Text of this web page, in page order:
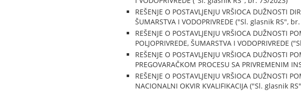
REŠENJE O POSTAVLJENJU VRŠIOCA DUŽNOSTI
ŠUMARSTVA I VODOPRIVREDE ("Sl. glasnik RS",
REŠENJE O POSTAVLJENJU VRŠIOCA DUŽNOSTI
POLJOPRIVREDE, ŠUMARSTVA I VODOPRIVREDE
REŠENJE O POSTAVLJENJU VRŠIOCA DUŽNOSTI
PREGOVARAČKOM PROCESU SA PRIVREMENIM
REŠENJE O POSTAVLJENJU VRŠIOCA DUŽNOSTI
NACIONALNI OKVIR KVALIFIKACIJA ("Sl. glasnik